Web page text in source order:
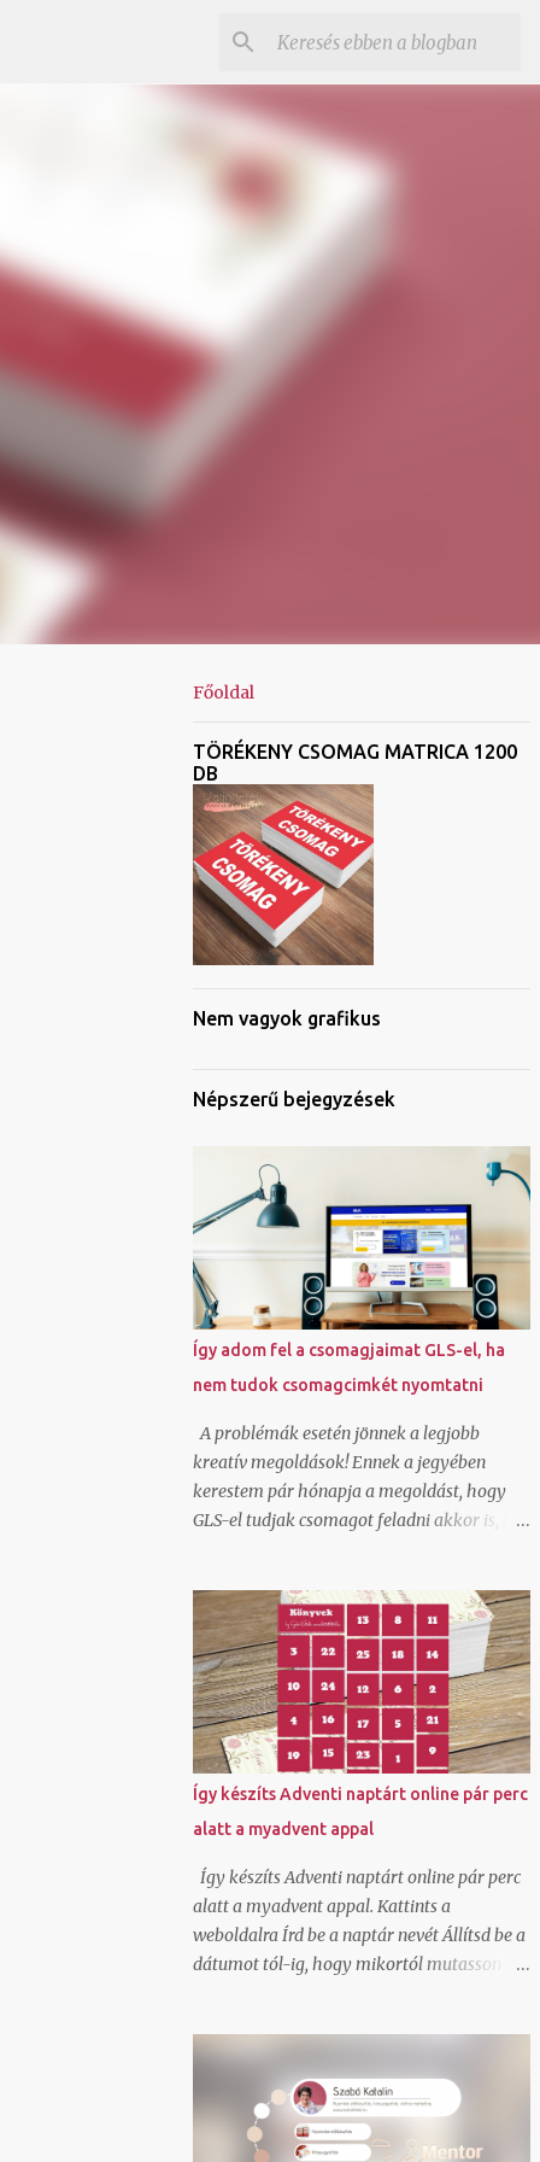
Főoldal
TÖRÉKENY CSOMAG MATRICA 1200
DB
Nem vagyok grafikus
Népszerű bejegyzések
Így adom fel a csomagjaimat GLS-el, ha
nem tudok csomagcimkét nyomtatni
A problémák esetén jönnek a legjobb
kreatív megoldások! Ennek a jegyében
kerestem pár hónapja a megoldást, hogy
GLS-el tudjak csomagot feladni akkor is, ha
akadtam rá az ecsomag.hu oldalra, ami
kiderült, hogy GLS szolgáltatás és egészen
jók az áraik kiscsomag feladáshoz.
Természetesen beregisztráltam és örömmel
láttam, hogy itt ha generálok egy
csomagfeladást nem kell cimkét
nyomtatnom, mert a futár magával hozza
az elkészített cimkét. Ez tetszett!
Természetesen van egy mygls felületem is,
ahol szerződött partnerként tudok
csomagokat feladni és itt vannak feláras
lehetőségek is hogy A-ból B-be felvegyék a
csomagot és átszállítsák és ehhez ők viszik
Tudom, hogy van olyan lehetőség is normál
legenerálom, és pdf-ben átküldöm arra a
címre, ahonnan kérem elhozatni hozzám a
Így készíts Adventi naptárt online pár perc
alatt a myadvent appal
Így készíts Adventi naptárt online pár perc
alatt a myadvent appal. Kattints a
weboldalra Írd be a naptár nevét Állítsd be a
dátumot tól-ig, hogy mikortól mutasson
meglepetést szánod. Ha szeretnél saját
háttérképet állíthatsz be és saját színvilágot
ahogy én is tettem. Igen a kész online
adventi naptár be is ágyazható blogba,